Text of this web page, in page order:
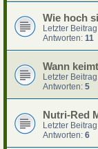
Wie hoch
Letzter
Antworten: 11
Wann
Letzter
Antworten: 5
Nutri-Red
Letzter
Antworten: 6